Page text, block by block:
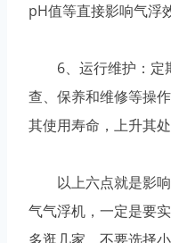
pH值等直接影响气浮
6、运行维护：定
查、保养和维修等操
其使用寿命，上升其处
以上六点就是影响
气气浮机，一定是要